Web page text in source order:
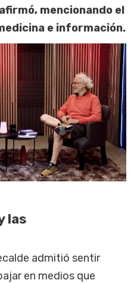
mencionando el
e información.
las
admitió sentir
en medios que